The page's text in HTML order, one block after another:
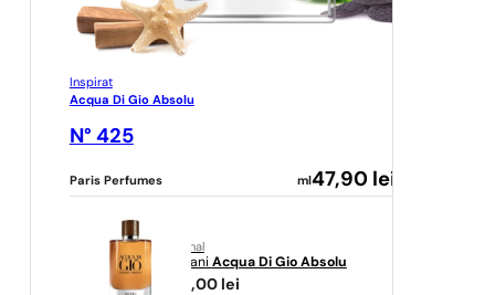
Inspirat
Acqua Di Gio Absolu
N° 425
Paris Perfumes ml 47,90 lei
original
Armani Acqua Di Gio Absolu
725,00 lei